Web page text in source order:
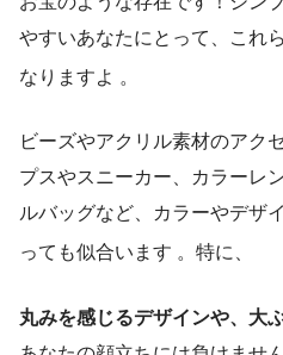
やすいあなたにとって、これ
なりますよ 。
ビーズやアクリル素材のアク
プスやスニーカー、カラーレ
ルバッグなど、カラーやデザ
っても似合います 。特に、
丸みを感じるデザインや、大